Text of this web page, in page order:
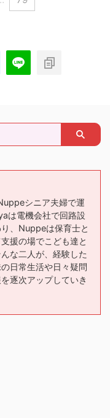
シニア夫婦で運
は電機会社で回路設
、Nuppeは保育士と
援の場でこども達と
な二人が、経験した
日常生活や日々疑問
逐次アップしていき